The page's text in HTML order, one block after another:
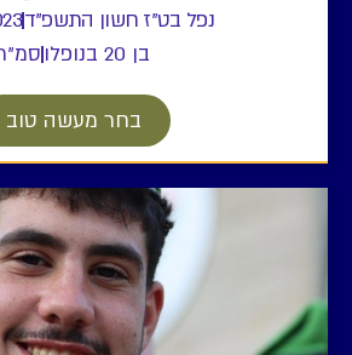
נפל בט"ז חשון התשפ"ד
בן 20 בנופלו
בחר מעשה טוב